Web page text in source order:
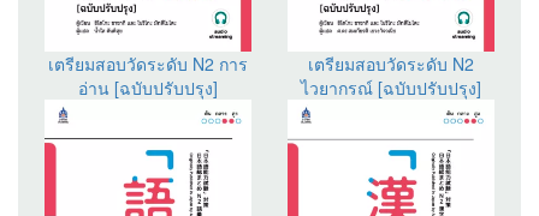
เตรียมสอบวัดระดับ N2 การ
อ่าน [ฉบับปรับปรุง]
เตรียมสอบวัดระดับ N2
ไวยากรณ์ [ฉบับปรับปรุง]